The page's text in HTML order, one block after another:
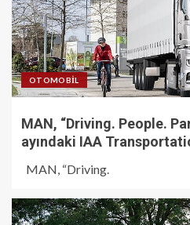
OTOMOBIL
MAN, “Driving. People.
ayındaki IAA
MAN, “Driving.